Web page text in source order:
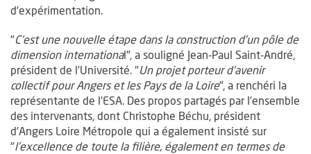
d’expérimentation.
"C’est une nouvelle étape dans la construction d’un pôle de
dimension international", a souligné Jean-Paul Saint-André,
président de l’Université. "Un projet porteur d’avenir
collectif pour Angers et les Pays de la Loire", a renchéri la
représentante de l’ESA. Des propos partagés par l’ensemble
des intervenants, dont Christophe Béchu, président
d’Angers Loire Métropole qui a également insisté sur
"l’excellence de toute la filière, également en termes de